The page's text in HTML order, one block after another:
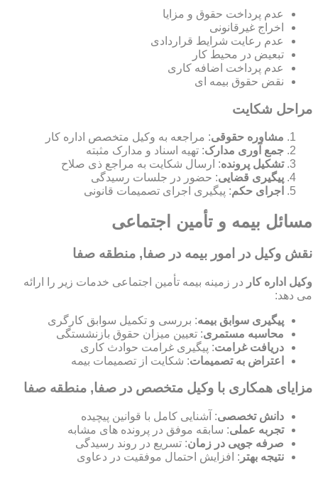
عدم پرداخت حقوق و مزایا
اخراج غیرقانونی
عدم رعایت شرایط قراردادی
تبعیض در محیط کار
عدم پرداخت اضافه کاری
نقض حقوق بیمه ای
مراحل شکایت
مشاوره حقوقی: مراجعه به وکیل متخصص اداره کار
جمع آوری مدارک: تهیه اسناد و مدارک مثبته
تشکیل پرونده: ارسال شکایت به مراجع ذی صلاح
پیگیری قضایی: حضور در جلسات رسیدگی
اجرای حکم: پیگیری اجرای تصمیمات قانونی
مسائل بیمه و تأمین اجتماعی
نقش وکیل در امور بیمه در صفا, منطقه صفا
وکیل اداره کار در زمینه بیمه تأمین اجتماعی خدمات زیر را ارائه
می دهد:
پیگیری سوابق بیمه: بررسی و تکمیل سوابق کارگری
محاسبه مستمری: تعیین میزان حقوق بازنشستگی
دریافت غرامت: پیگیری غرامت حوادث کاری
اعتراض به تصمیمات: شکایت از تصمیمات بیمه
مزایای همکاری با وکیل متخصص در صفا, منطقه صفا
دانش تخصصی: آشنایی کامل با قوانین پیچیده
تجربه عملی: سابقه موفق در پرونده های مشابه
صرفه جویی در زمان: تسریع در روند رسیدگی
نتیجه بهتر : افزایش احتمال موفقیت در دعاوی